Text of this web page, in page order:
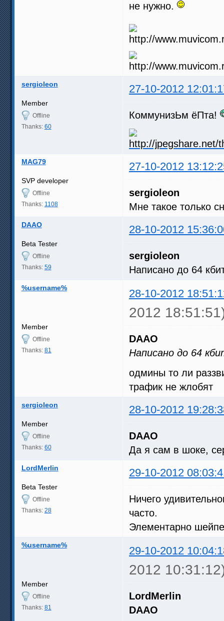
не нужно.
sergioleon 27-10-2012
Member
Offline
Thanks: 60
КоммунизЬм ёПта!
MAG79 27-10-2012
SVP developer
Offline
Thanks: 1108
sergioleon
Мне такое только
DAAO 28-10-2012
Beta Tester
Offline
Thanks: 59
sergioleon
Написано до 64
%username% 28-10-2012
2012
Member
Offline
Thanks: 81
DAAO
Написано до 64
одмины то ли
трафик не жлобят
sergioleon 28-10-2012
Member
Offline
Thanks: 60
DAAO
Да я сам в шоке,
LordMerlin 29-10-2012
Beta Tester
Offline
Thanks: 28
Ничего
часто.
Элементарно
%username% 29-10-2012
2012
Member
Offline
Thanks: 81
LordMerlin
DAAO